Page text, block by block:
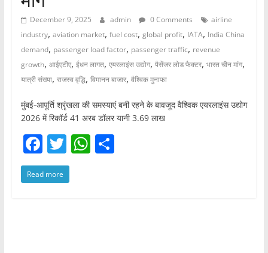
December 9, 2025 admin 0 Comments
airline
industry, aviation market, fuel cost, global profit, IATA, India China
demand, passenger load factor, passenger traffic, revenue
growth, आईएटीए, ईंधन लागत, एयरलाइंस उद्योग, पैसेंजर लोड फैक्टर, भारत चीन मांग,
यात्री संख्या, राजस्व वृद्धि, विमानन बाजार, वैश्विक मुनाफा
मुंबई-आपूर्ति श्रृंखला की समस्याएं बनी रहने के बावजूद वैश्विक एयरलाइंस उद्योग
2026 में रिकॉर्ड 41 अरब डॉलर यानी 3.69 लाख
F
a
c
T
w
itt
W S
Read more